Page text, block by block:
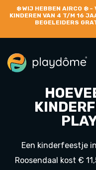
❄️WIJ HEBBEN AIRCO ❄️ –
KINDEREN VAN 4 T/M 16
BEGELEIDERS
Een kinderfeestje
Roosendaal kost €